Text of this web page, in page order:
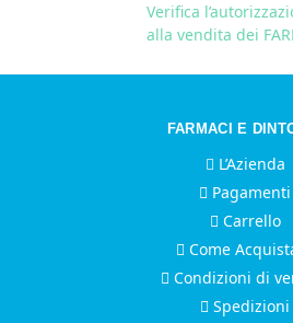
Verifica
alla vendita dei
FARMACI E
L’Azienda
Pagamenti
Carrello
Come
Condizioni di
Spedizioni